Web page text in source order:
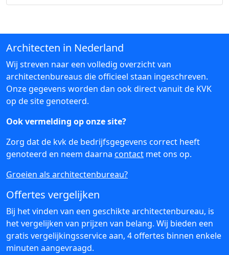
Architecten in Nederland
Wij streven naar een volledig overzicht van
architectenbureaus die officieel staan ingeschreven.
Onze gegevens worden dan ook direct vanuit de KVK
op de site genoteerd.
Ook vermelding op onze site?
Zorg dat de kvk de bedrijfsgegevens correct heeft
genoteerd en neem daarna contact met ons op.
Groeien als architectenbureau?
Offertes vergelijken
Bij het vinden van een geschikte architectenbureau, is
het vergelijken van prijzen van belang. Wij bieden een
gratis vergelijkingsservice aan, 4 offertes binnen enkele
minuten aangevraagd.